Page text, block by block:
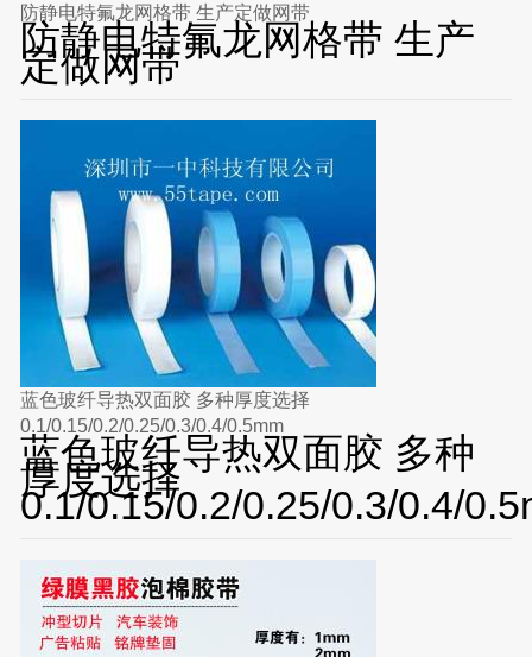
防静电特氟龙网格带 生产定做网带
防静电特氟龙网格带 生产
定做网带
蓝色玻纤导热双面胶 多种厚度选择
0.1/0.15/0.2/0.25/0.3/0.4/0.5mm
蓝色玻纤导热双面胶 多种
厚度选择
0.1/0.15/0.2/0.25/0.3/0.4/